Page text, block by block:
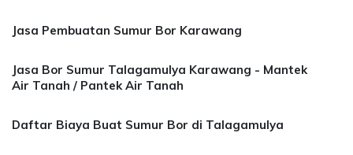
Jasa Pembuatan Sumur Bor Karawang
Jasa Bor Sumur Talagamulya Karawang - Mantek
Air Tanah / Pantek Air Tanah
Daftar Biaya Buat Sumur Bor di Talagamulya